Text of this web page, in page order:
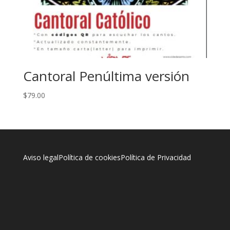
Cantoral Penúltima versión
$79.00
Aviso legalPolítica de cookiesPolítica de Privacidad